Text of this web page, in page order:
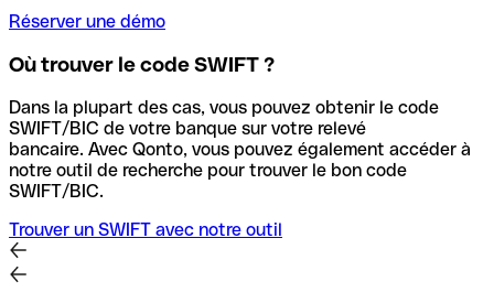
Réserver une démo
Où trouver le code SWIFT ?
Dans la plupart des cas, vous pouvez obtenir le code
SWIFT/BIC de votre banque sur votre relevé
bancaire. Avec Qonto, vous pouvez également accéder à
notre outil de recherche pour trouver le bon code
SWIFT/BIC.
Trouver un SWIFT avec notre outil